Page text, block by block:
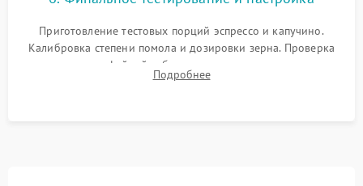
Приготовление тестовых порций эспрессо и капучино.
Калибровка степени помола и дозировки зерна. Проверка
плотности кофейной таблетки, температуры напитка и
качества молочной пены. Контроль отсутствия посторонних
Подробнее